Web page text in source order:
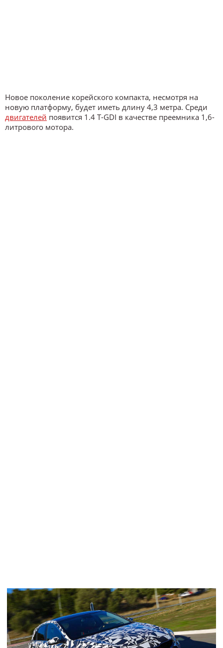
Новое поколение корейского компакта, несмотря на
новую платформу, будет иметь длину 4,3 метра. Среди
двигателей появится 1.4 T-GDI в качестве преемника 1,6-
литрового мотора.